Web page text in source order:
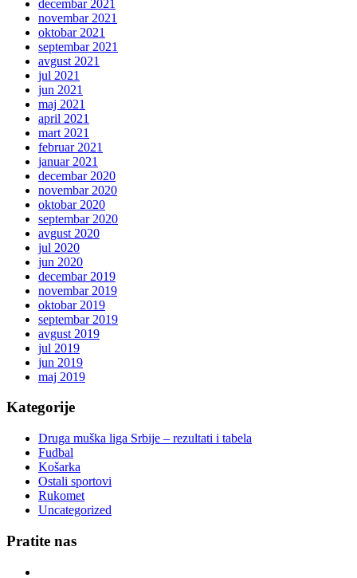
decembar 2021
novembar 2021
oktobar 2021
septembar 2021
avgust 2021
jul 2021
jun 2021
maj 2021
april 2021
mart 2021
februar 2021
januar 2021
decembar 2020
novembar 2020
oktobar 2020
septembar 2020
avgust 2020
jul 2020
jun 2020
decembar 2019
novembar 2019
oktobar 2019
septembar 2019
avgust 2019
jul 2019
jun 2019
maj 2019
Kategorije
Druga muška liga Srbije – rezultati i tabela
Fudbal
Košarka
Ostali sportovi
Rukomet
Uncategorized
Pratite nas